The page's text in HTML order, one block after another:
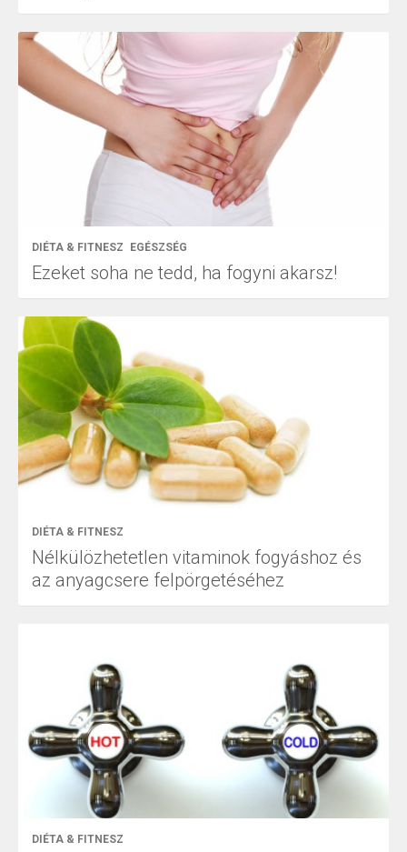
DIÉTA & FITNESZ EGÉSZSÉG
Ezeket soha ne tedd, ha fogyni akarsz!
DIÉTA & FITNESZ
Nélkülözhetetlen vitaminok fogyáshoz és
az anyagcsere felpörgetéséhez
DIÉTA & FITNESZ